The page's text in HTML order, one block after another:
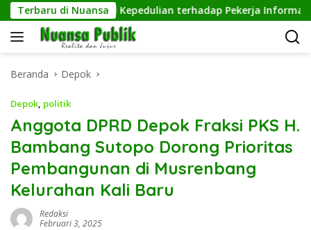
Langsung
ke
konten
Terbaru di Nuansa
Wujud Kepedulian terhadap Pekerja Informal
Beranda Depok
Depok, politik
Anggota DPRD Depok Fraksi PKS H.
Bambang Sutopo Dorong Prioritas
Pembangunan di Musrenbang
Kelurahan Kali Baru
Redaksi
Februari 3, 2025